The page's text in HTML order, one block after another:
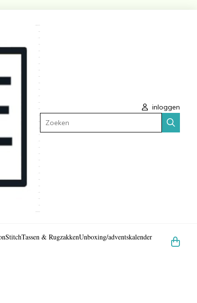
inloggen
Zoeken
StitchTassen & RugzakkenUnboxing/adventskalender